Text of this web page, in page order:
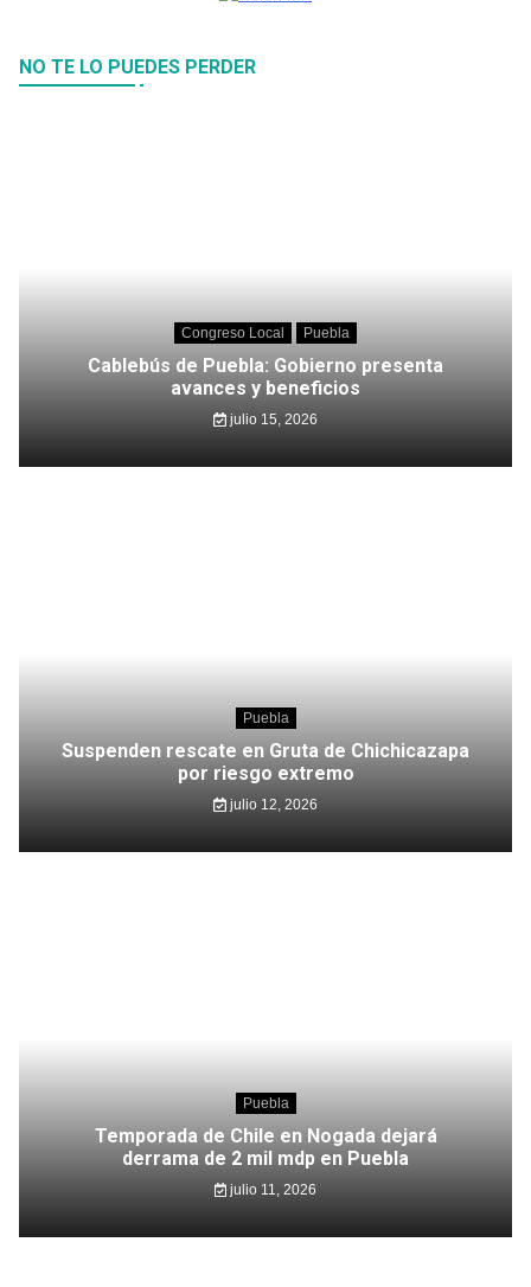
NO TE LO PUEDES PERDER
Congreso Local Puebla
Cablebús de Puebla: Gobierno presenta
avances y beneficios
julio 15, 2026
Puebla
Suspenden rescate en Gruta de Chichicazapa
por riesgo extremo
julio 12, 2026
Puebla
Temporada de Chile en Nogada dejará
derrama de 2 mil mdp en Puebla
julio 11, 2026